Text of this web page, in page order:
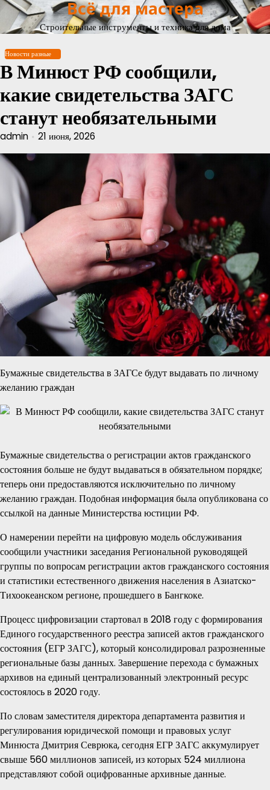
Перейти
содержимому
Всё для мастера
Строительные инструменты и техника для дома
Новости разные
В Минюст РФ сообщили,
какие свидетельства ЗАГС
станут необязательными
admin 21 июня, 2026
Бумажные свидетельства в ЗАГСе будут выдавать по личному
желанию граждан
Бумажные свидетельства о регистрации актов гражданского
состояния больше не будут выдаваться в обязательном порядке;
теперь они предоставляются исключительно по личному
желанию граждан. Подобная информация была опубликована со
ссылкой на данные Министерства юстиции РФ.
О намерении перейти на цифровую модель обслуживания
сообщили участники заседания Региональной руководящей
группы по вопросам регистрации актов гражданского состояния
и статистики естественного движения населения в Азиатско-
Тихоокеанском регионе, прошедшего в Бангкоке.
Процесс цифровизации стартовал в 2018 году с формирования
Единого государственного реестра записей актов гражданского
состояния (ЕГР ЗАГС), который консолидировал разрозненные
региональные базы данных. Завершение перехода с бумажных
архивов на единый централизованный электронный ресурс
состоялось в 2020 году.
По словам заместителя директора департамента развития и
регулирования юридической помощи и правовых услуг
Минюста Дмитрия Севрюка, сегодня ЕГР ЗАГС аккумулирует
свыше 560 миллионов записей, из которых 524 миллиона
представляют собой оцифрованные архивные данные.